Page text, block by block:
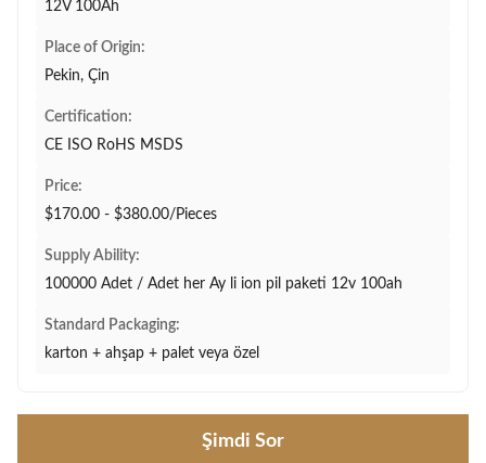
12V 100Ah
Place of Origin:
Pekin, Çin
Certification:
CE ISO RoHS MSDS
Price:
$170.00 - $380.00/Pieces
Supply Ability:
100000 Adet / Adet her Ay li ion pil paketi 12v 100ah
Standard Packaging:
karton + ahşap + palet veya özel
Şimdi Sor